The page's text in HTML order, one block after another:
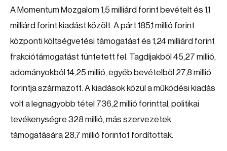
A Momentum Mozgalom 1,5 milliárd forint bevételt és 1,1
milliárd forint kiadást közölt. A párt 185,1 millió forint
központi költségvetési támogatást és 1,24 milliárd forint
frakciótámogatást tüntetett fel. Tagdíjakból 45,27 millió,
adományokból 14,25 millió, egyéb bevételből 27,8 millió
forintja származott. A kiadások közül a működési kiadás
volt a legnagyobb tétel 736,2 millió forinttal, politikai
tevékenységre 328 millió, más szervezetek
támogatására 28,7 millió forintot fordítottak.